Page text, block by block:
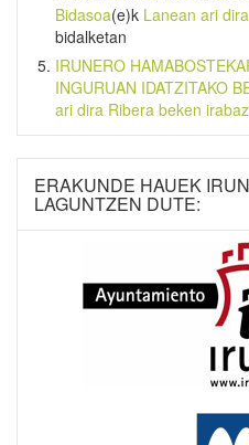
Bidasoa(e)k Lanean ari
bidalketan
IRUNERO
INGURUAN IDATZITAKO
ari dira Ribera beken
ERAKUNDE HAUEK
LAGUNTZEN DUTE: